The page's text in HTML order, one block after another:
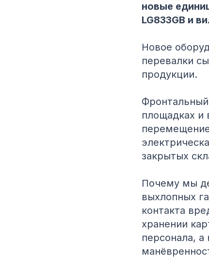
новые
LG833GB и
Новое
перевалки
продукции.
Фронтальный
площадках и
закрытых
Почему мы
выхлопных
контакта
хранении
персонала, а